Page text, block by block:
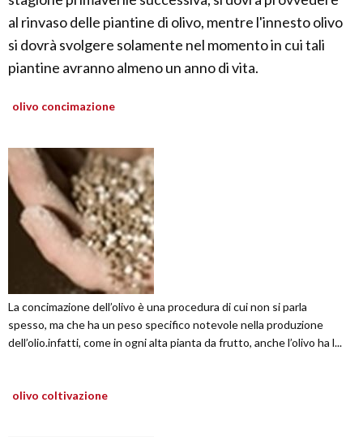
al rinvaso delle piantine di olivo, mentre l'innesto olivo
si dovrà svolgere solamente nel momento in cui tali
piantine avranno almeno un anno di vita.
olivo concimazione
La concimazione dell’olivo è una procedura di cui non si parla
spesso, ma che ha un peso specifico notevole nella produzione
dell’olio.infatti, come in ogni alta pianta da frutto, anche l’olivo ha l...
olivo coltivazione